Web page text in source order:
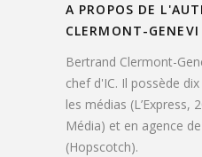
A PROPOS DE
CLERMONT-GENEVI
Bertrand Clermont-
chef d'IC. Il possède
les médias (L’Express,
Média) et en agence
(Hopscotch).